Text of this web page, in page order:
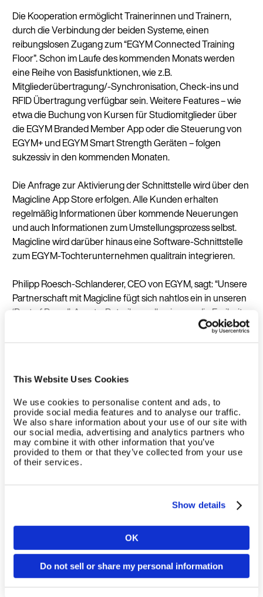
This Website Uses Cookies
We use cookies to personalise content and ads, to
provide social media features and to analyse our traffic.
We also share information about your use of our site with
our social media, advertising and analytics partners who
may combine it with other information that you’ve
provided to them or that they’ve collected from your use
of their services.
Show details
OK
Do not sell or share my personal information
Die Kooperation ermöglicht Trainerinnen und Trainern,
durch die Verbindung der beiden Systeme, einen
reibungslosen Zugang zum “EGYM Connected Training
Floor”. Schon im Laufe des kommenden Monats werden
eine Reihe von Basisfunktionen, wie z.B.
Mitgliederübertragung/-Synchronisation, Check-ins und
RFID Übertragung verfügbar sein. Weitere ­Features – wie
etwa die Buchung von Kursen für Studiomitglieder über
die EGYM Branded Member App oder die Steuerung von
EGYM+ und EGYM Smart Strength Geräten – folgen
sukzessiv in den kommenden Monaten.
Die Anfrage zur Aktivierung der Schnittstelle wird über den
Magicline App Store erfolgen. Alle Kunden erhalten
regelmäßig Informationen über kommende Neuerungen
und auch Informationen zum Umstellungsprozess selbst.
Magicline wird darüber hinaus eine Software-Schnittstelle
zum EGYM-Tochterunternehmen qualitrain integrieren.
Philipp Roesch-Schlanderer, CEO von EGYM, sagt: “Unsere
Partnerschaft mit Magicline fügt sich nahtlos ein in unseren
‘Best of Breed’-Ansatz: Betreiber sollen immer die Freiheit
haben, diejenigen Anbieter zu kombinieren, die optimal für
ihren jeweiligen Einsatzzweck sind, also z.B. EGYM für die
Mitgliederverwaltung“.
Gemeinsames Ziel: Die
Digitalisierung des Fitnessmarkts
Die geschlossene Partnerschaft ist erst der Beginn der
zu digitalisieren. Das ist der Grund, warum sowohl EGYM als
auch Magicline offene Ökosysteme geschaffen haben.
Innovationen und Entwicklungen, die den Kunden
zugutekommen und ihnen die Wahlfreiheit hinsichtlich der
eingesetzten Lösungen ermöglicht.